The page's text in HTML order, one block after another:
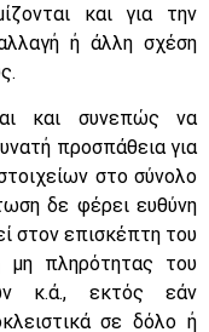
και για την
ή άλλη σχέση
και συνεπώς να
προσπάθεια για
στο σύνολο
δε φέρει ευθύνη
στον επισκέπτη του
μη πληρότητας του
κ.ά., εκτός εάν
σε δόλο ή